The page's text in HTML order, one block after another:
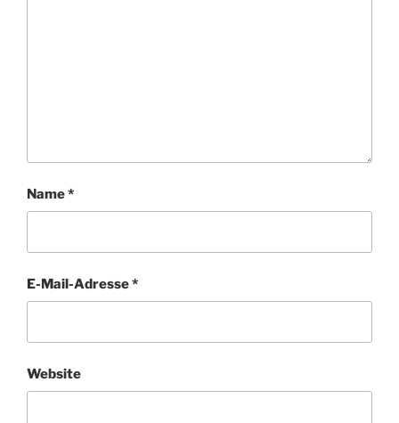
Name*
E-Mail-Adresse*
Website